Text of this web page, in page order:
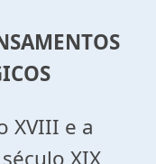
XVIII e a
XIX